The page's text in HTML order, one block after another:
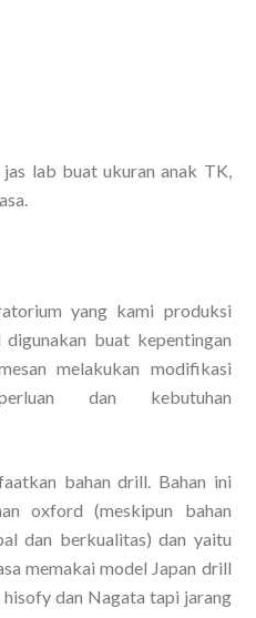
jas lab buat ukuran anak TK,
yang kami produksi
buat kepentingan
melakukan modifikasi
dan kebutuhan
bahan drill. Bahan ini
oxford (meskipun bahan
dan berkualitas) dan yaitu
memakai model Japan drill
dan Nagata tapi jarang